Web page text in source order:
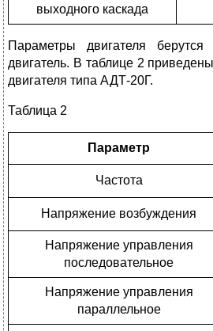
выходного каскада
Параметры двигателя
двигатель. В таблице 2
двигателя типа АДТ-20Г.
Таблица 2
Параметр
Частота
Напряжение возбуждения
Напряжение управления
последовательное
Напряжение управления
параллельное